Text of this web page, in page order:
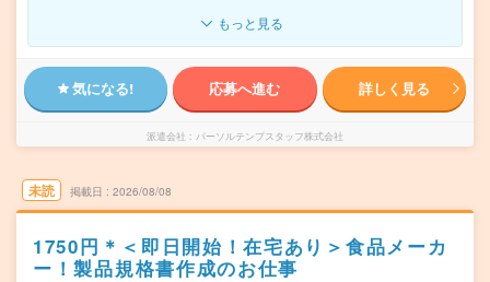
もっと見る
気になる! 応募へ進む 詳しく見る
派遣会社 パーソルテンプスタッフ株式会社
未読 掲載日 2026/08/08
1750円＊＜即日開始！在宅あり＞食品メーカ
ー！製品規格書作成のお仕事